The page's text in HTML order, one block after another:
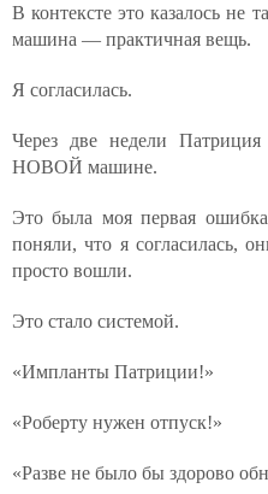
В контексте это казалось
машина — практичная вещь.
Я согласилась.
Через две недели
НОВОЙ машине.
Это была моя первая
поняли, что я согласилась,
просто вошли.
Это стало системой.
«Импланты Патриции!»
«Роберту нужен отпуск!»
«Разве не было бы здорово